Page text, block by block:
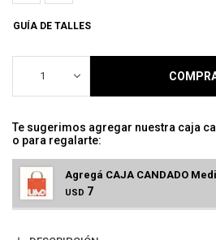
GUÍA DE TALLES
1
Te sugerimos agregar nuestra caja
o para regalarte:
Agregá CAJA CANDADO
USD 7